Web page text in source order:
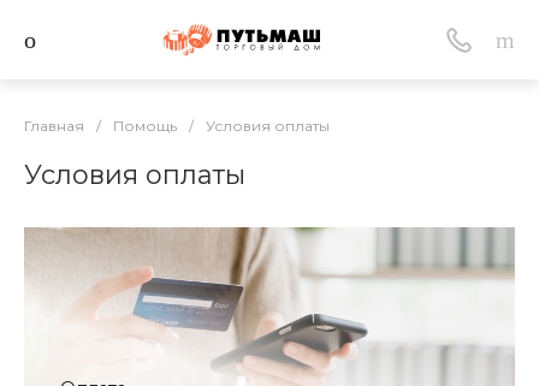
Главная / Помощь / Условия оплаты
Условия оплаты